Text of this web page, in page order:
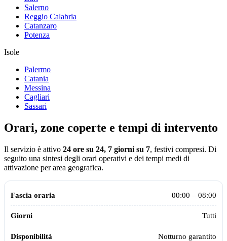
Salerno
Reggio Calabria
Catanzaro
Potenza
Isole
Palermo
Catania
Messina
Cagliari
Sassari
Orari, zone coperte e tempi di intervento
Il servizio è attivo 24 ore su 24, 7 giorni su 7, festivi compresi. Di
seguito una sintesi degli orari operativi e dei tempi medi di
attivazione per area geografica.
Orari operativi della centrale Assistiamo Te aggiornati al 2026
Fascia oraria
00:00 – 08:00
Tutti
Notturno garantito